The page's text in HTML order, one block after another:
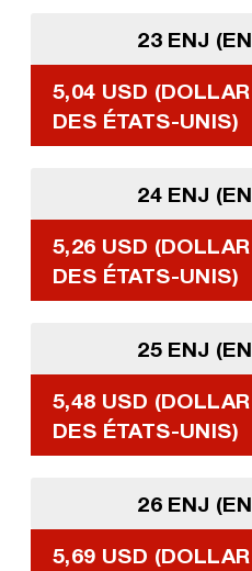
23 ENJ
5,04 USD (DOLLAR
DES ÉTATS-UNIS)
24 ENJ
5,26 USD (DOLLAR
DES ÉTATS-UNIS)
25 ENJ
5,48 USD (DOLLAR
DES ÉTATS-UNIS)
26 ENJ
5,69 USD (DOLLAR